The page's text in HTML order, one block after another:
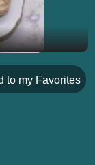
to my Favorites